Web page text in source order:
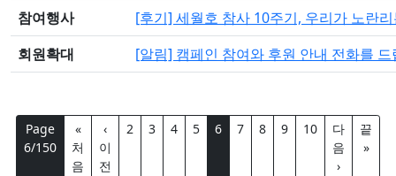
참여행사
[후기] 세월호 참사 10주기, 우리가 노란
회원확대
[알림] 캠페인 참여와 후원 안내 전화를 드
Page
6/150
«
처
음
‹
이
전
2 3 4 5 6 7 8 9 10
다
음
›
끝
»